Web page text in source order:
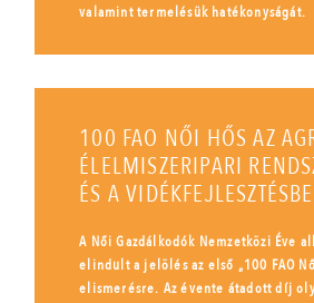
valamint termelésük hatékonyságát.
100 FAO NŐI HŐS AZ
ÉLELMISZERIPARI
ÉS A
A Női Gazdálkodók Nemzetközi Éve
elindult a jelölés az első „100 FAO
elismerésre. Az évente átadott díj